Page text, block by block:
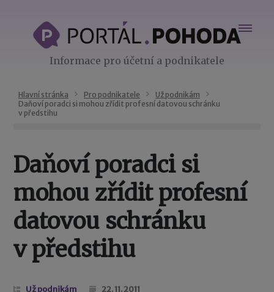
Informace pro účetní a podnikatele
Hlavní stránka Pro podnikatele
Už podnikám
Daňoví poradci si mohou zřídit profesní datovou schránku
v předstihu
Daňoví poradci si
mohou zřídit profesní
datovou schránku
v předstihu
Už podnikám
22. 11. 2011